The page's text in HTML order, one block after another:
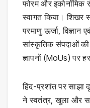
फोरम और इकोनॉमिक
स्वागत किया। शिखर
परमाणु ऊर्जा, विज्ञान
सांस्कृतिक संपदाओं की
ज्ञापनों (MoUs) पर
हिंद-प्रशांत पर साझा
ने स्वतंत्र, खुला और